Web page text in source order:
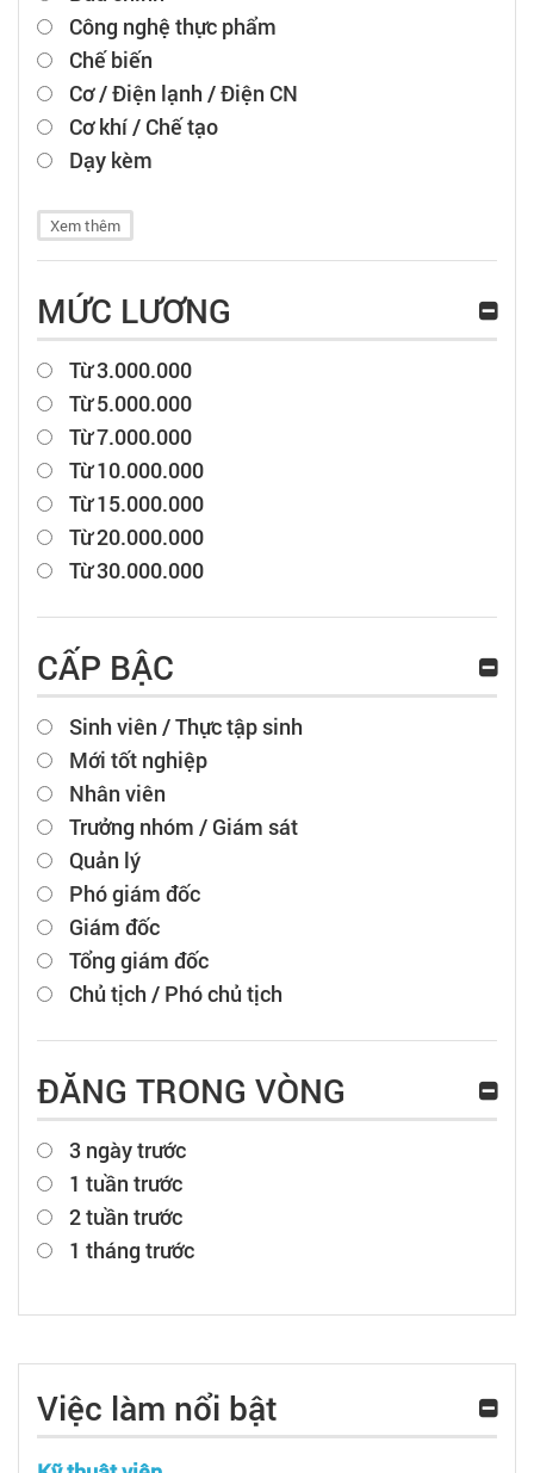
Công nghệ thực phẩm
Chế biến
Cơ / Điện lạnh / Điện CN
Cơ khí / Chế tạo
Dạy kèm
Xem thêm
MỨC LƯƠNG
Từ 3.000.000
Từ 5.000.000
Từ 7.000.000
Từ 10.000.000
Từ 15.000.000
Từ 20.000.000
Từ 30.000.000
CẤP BẬC
Sinh viên / Thực tập sinh
Mới tốt nghiệp
Nhân viên
Trưởng nhóm / Giám sát
Quản lý
Phó giám đốc
Giám đốc
Tổng giám đốc
Chủ tịch / Phó chủ tịch
ĐĂNG TRONG VÒNG
3 ngày trước
1 tuần trước
2 tuần trước
1 tháng trước
Việc làm nổi bật